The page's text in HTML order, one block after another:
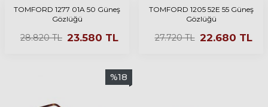
TOMFORD 1277 01A 50 Güneş
Gözlüğü
28.820TL 23.580 TL
TOMFORD 1205 52E 55 Güneş
Gözlüğü
27.720TL 22.680 TL
%18